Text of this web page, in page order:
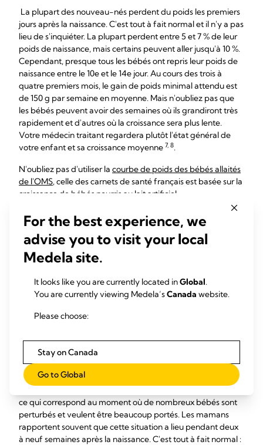
La plupart des nouveau-nés perdent du poids les premiers
jours après la naissance. C'est tout à fait normal et il n'y a pas
lieu de s'inquiéter. La plupart perdent entre 5 et 7 % de leur
poids de naissance, mais certains peuvent aller jusqu'à 10 %.
Cependant, presque tous les bébés ont repris leur poids de
naissance entre le 10e et le 14e jour. Au cours des trois à
quatre premiers mois, le gain de poids minimal attendu est
de 150 g par semaine en moyenne. Mais n'oubliez pas que
les bébés peuvent avoir des semaines où ils grandiront très
rapidement et d'autres où la croissance sera plus lente.
Votre médecin traitant regardera plutôt l'état général de
votre enfant et sa croissance moyenne 7, 8.
N'oubliez pas d'utiliser la courbe de poids des bébés allaités
de l'OMS, celle des carnets de santé français est basée sur la
croissance de bébés nourris au lait artificiel.
Si vous êtes inquiète, ou si votre bébé montre des signes de
déshydratation, comme une urine foncée, une absence de
selles pendant plus de 24 heures, une fontanelle (la partie
molle sur sa tête) creuse, une jaunisse, une léthargie, une
torpeur et une absence d'envie de manger (ne pas téter
pendant quatre à six heures), consultez rapidement un
médecin
7
Que sont les « tétées
frénétiques » ?
Lorsqu'un bébé souhaite téter très fréquemment en
l'espace de quelques heures, il s'agit de « tétées
6
ce qui correspond au moment où de nombreux bébés sont
perturbés et veulent être beaucoup portés. Les mamans
rapportent souvent que cette situation a lieu pendant deux
à neuf semaines après la naissance. C'est tout à fait normal :
For the best experience, we
advise you to visit your local
Medela site.
It looks like you are currently located inGlobal.
You are currently viewing Medela’sCanada website.
Please choose:
Stay on Canada
Go to Global